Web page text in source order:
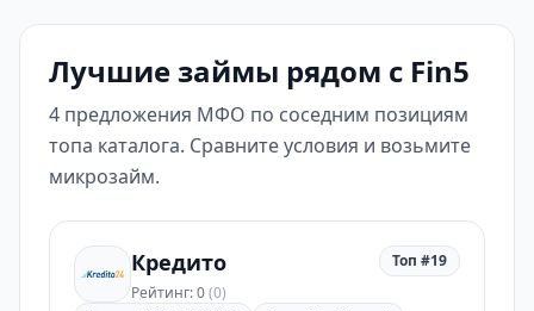
Лучшие займы рядом с Fin5
4 предложения МФО по соседним позициям
топа каталога. Сравните условия и возьмите
микрозайм.
Кредито
Рейтинг: 0(0)
Топ #19